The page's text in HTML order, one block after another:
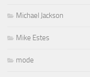
Michael Jackson
Mike Estes
mode